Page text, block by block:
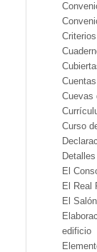
Cuevas
Curso
El
El Real
El
edificio